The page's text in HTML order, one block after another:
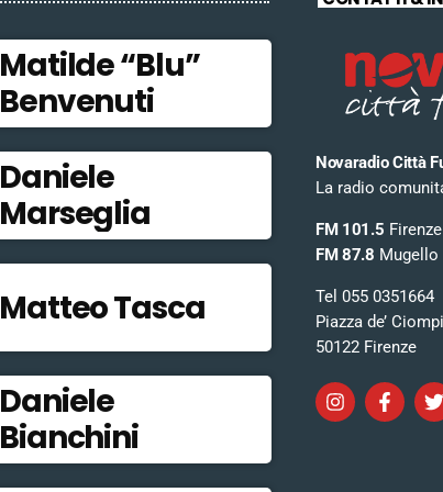
Matilde “Blu”
Benvenuti
Daniele
Marseglia
Matteo Tasca
Daniele
Bianchini
Novaradio Città
La radio
FM 101.5
FM 87.8 Mugello
Tel 055 0351664
Piazza de’
50122 Firenze